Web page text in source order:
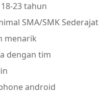
23 tahun
SMA/SMK Sederajat
menarik
dengan tim
android